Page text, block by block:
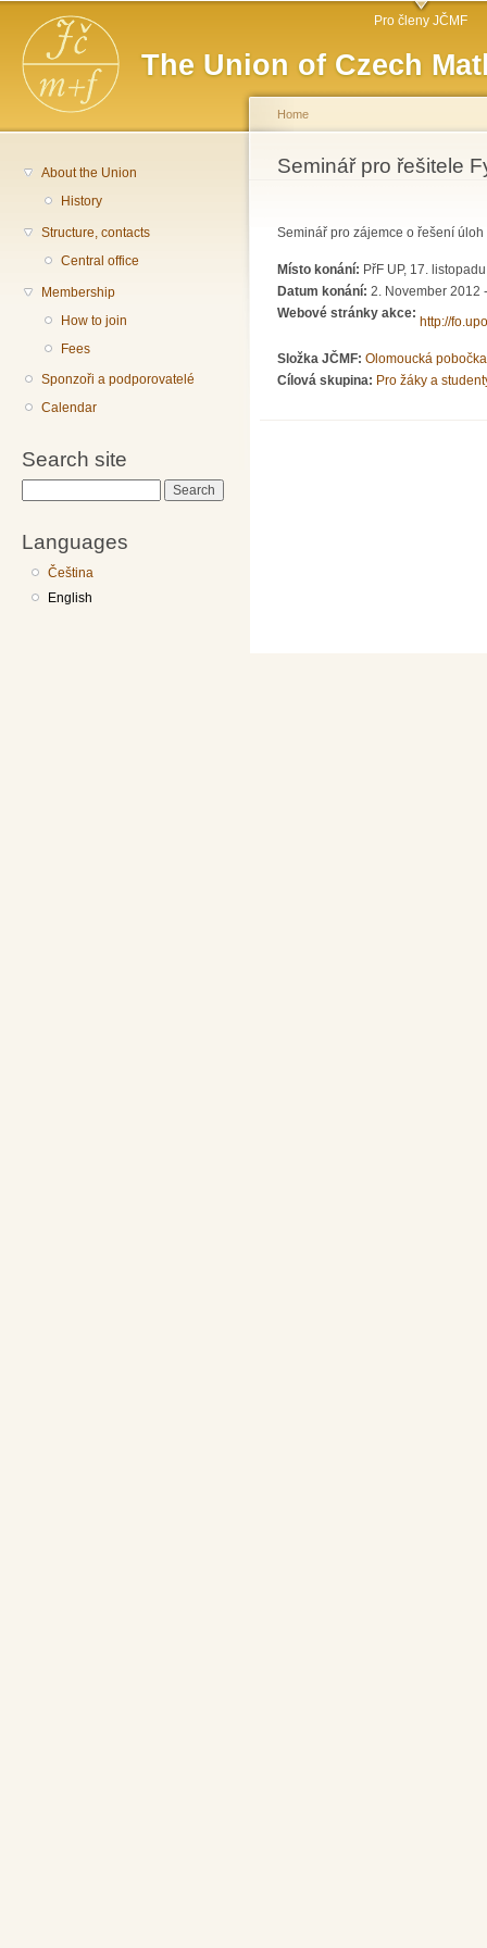
The Union of Czech
Main menu Pro členy JČMF
About the Union
History
Structure, contacts
Central office
Membership
How to join
Fees
Sponzoři a podporovatelé
Calendar
Search site
Languages
Čeština
English
You are here
Home
Seminář pro řešitele
Seminář pro zájemce o řešení
Místo konání: PřF UP, 17.
Datum konání: 2. November 2012
Webové stránky akce:
http://
Složka JČMF: Olomoucká pobočka
Cílová skupina: Pro žáky a